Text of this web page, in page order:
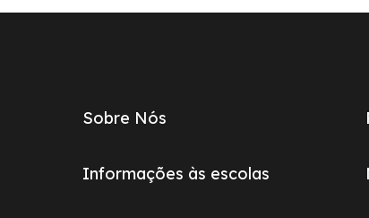
Sobre Nós
Informações às escolas